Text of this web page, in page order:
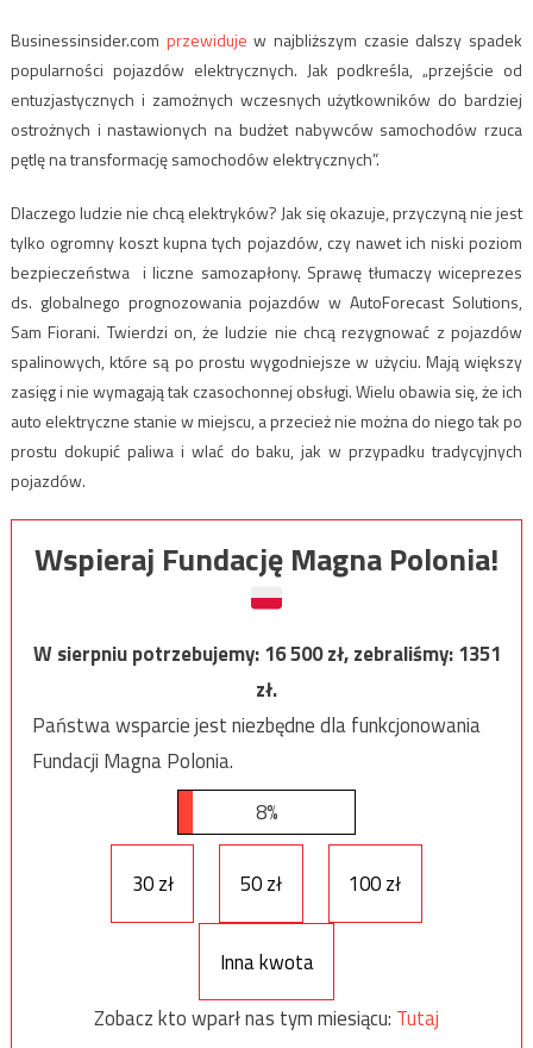
Businessinsider.com przewiduje w najbliższym czasie dalszy spadek
popularności pojazdów elektrycznych. Jak podkreśla, „przejście od
entuzjastycznych i zamożnych wczesnych użytkowników do bardziej
ostrożnych i nastawionych na budżet nabywców samochodów rzuca
pętlę na transformację samochodów elektrycznych”.
Dlaczego ludzie nie chcą elektryków? Jak się okazuje, przyczyną nie jest
tylko ogromny koszt kupna tych pojazdów, czy nawet ich niski poziom
bezpieczeństwa i liczne samozapłony. Sprawę tłumaczy wiceprezes
ds. globalnego prognozowania pojazdów w AutoForecast Solutions,
Sam Fiorani. Twierdzi on, że ludzie nie chcą rezygnować z pojazdów
spalinowych, które są po prostu wygodniejsze w użyciu. Mają większy
zasięg i nie wymagają tak czasochonnej obsługi. Wielu obawia się, że ich
auto elektryczne stanie w miejscu, a przecież nie można do niego tak po
prostu dokupić paliwa i wlać do baku, jak w przypadku tradycyjnych
pojazdów.
Wspieraj Fundację Magna Polonia!
W sierpniu potrzebujemy:16 500zł, zebraliśmy:1351
zł.
Państwa wsparcie jest niezbędne dla funkcjonowania
Fundacji Magna Polonia.
8%
30 zł 50 zł 100 zł
Inna kwota
Zobacz kto wparł nas tym miesiącu: Tutaj